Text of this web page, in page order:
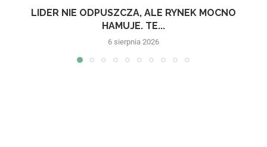
LIDER NIE ODPUSZCZA, ALE RYNEK MOCNO
HAMUJE. TE...
6 sierpnia 2026